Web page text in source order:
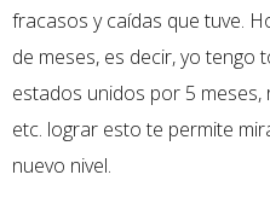
fracasos y caídas que tuve.
de meses, es decir, yo tengo
estados unidos por 5
etc. lograr esto te permite
nuevo nivel.